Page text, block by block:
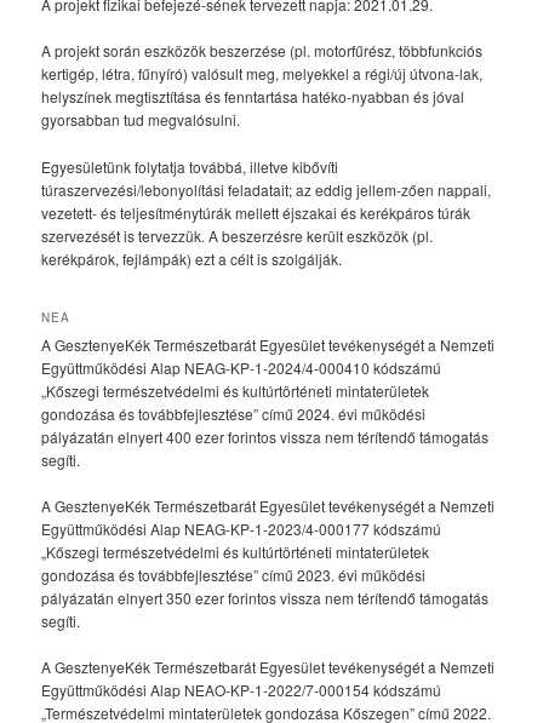
A projekt során eszközök beszerzése (pl. motorfűrész, többfunkciós
kertigép, létra, fűnyíró) valósult meg, melyekkel a régi/új útvona-lak,
helyszínek megtisztítása és fenntartása hatéko-nyabban és jóval
gyorsabban tud megvalósulni.
Egyesületünk folytatja továbbá, illetve kibővíti
túraszervezési/lebonyolítási feladatait; az eddig jellem-zően nappali,
vezetett- és teljesítménytúrák mellett éjszakai és kerékpáros túrák
szervezését is tervezzük. A beszerzésre került eszközök (pl.
kerékpárok, fejlámpák) ezt a célt is szolgálják.
NEA
A GesztenyeKék Természetbarát Egyesület tevékenységét a Nemzeti
Együttműködési Alap NEAG-KP-1-2024/4-000410 kódszámú
„Kőszegi természetvédelmi és kultúrtörténeti mintaterületek
gondozása és továbbfejlesztése” című 2024. évi működési
pályázatán elnyert 400 ezer forintos vissza nem térítendő támogatás
segíti.
A GesztenyeKék Természetbarát Egyesület tevékenységét a Nemzeti
Együttműködési Alap NEAG-KP-1-2023/4-000177 kódszámú
„Kőszegi természetvédelmi és kultúrtörténeti mintaterületek
gondozása és továbbfejlesztése” című 2023. évi működési
pályázatán elnyert 350 ezer forintos vissza nem térítendő támogatás
segíti.
A GesztenyeKék Természetbarát Egyesület tevékenységét a Nemzeti
Együttműködési Alap NEAO-KP-1-2022/7-000154 kódszámú
„Természetvédelmi mintaterületek gondozása Kőszegen” című 2022.